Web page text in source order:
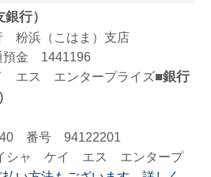
行）
粉浜（こはま）支店
預金 1441196
エス エンタープライズ■銀行
番号 94122201
イシャ ケイ エス エンタープ